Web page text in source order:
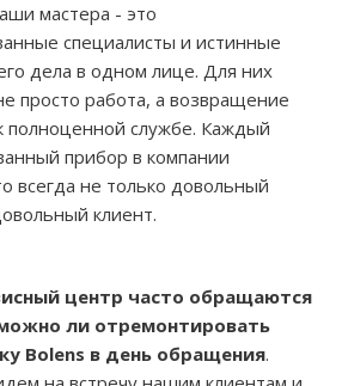
мастера - это
специалисты и истинные
дела в одном лице. Для них
просто работа, а возвращение
полноценной службе. Каждый
прибор в компании
всегда не только довольный
клиент.
центр часто обращаются
ли отремонтировать
Bolens в день обращения.